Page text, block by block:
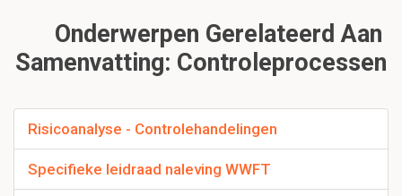
Onderwerpen Gerelateerd Aan
Samenvatting: Controleprocessen
Risicoanalyse - Controlehandelingen
Specifieke leidraad naleving WWFT